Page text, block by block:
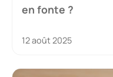
en fonte ?
12 août 2025